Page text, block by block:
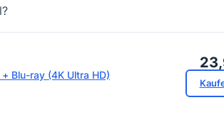
Blu-ray (4K Ultra HD)